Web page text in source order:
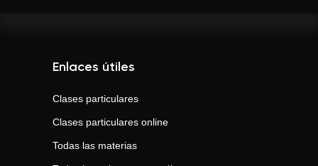
Enlaces útiles
Clases particulares
Clases particulares online
Todas las materias